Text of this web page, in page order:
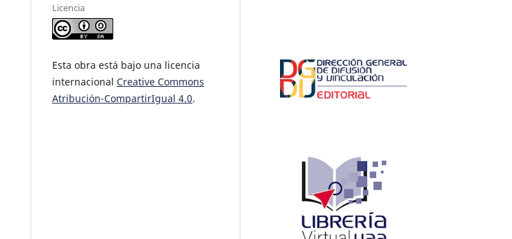
Licencia
Esta obra está bajo una licencia
internacional Creative Commons
Atribución-CompartirIgual 4.0.